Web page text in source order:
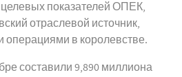
показателей ОПЕК,
отраслевой источник,
в королевстве.
составили 9,890 миллиона